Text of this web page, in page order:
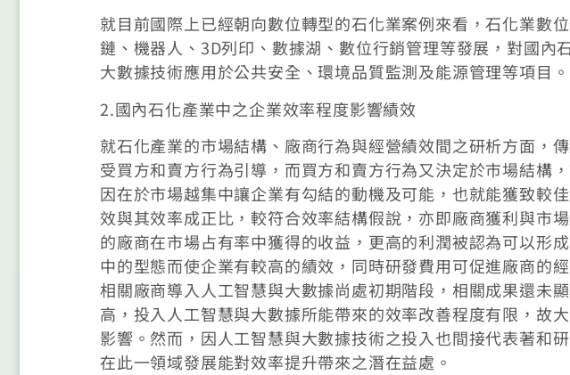
就目前國際上已經朝向數位轉型的石化業案例來看，石化業數
鏈、機器人、3D列印、數據湖、數位行銷管理等發展，對國內
大數據技術應用於公共安全、環境品質監測及能源管理等項目。
2.國內石化產業中之企業效率程度影響績效
就石化產業的市場結構、廠商行為與經營績效間之研析方面，
受買方和賣方行為引導，而買方和賣方行為又決定於市場結構
因在於市場越集中讓企業有勾結的動機及可能，也就能獲致較
效與其效率成正比，較符合效率結構假說，亦即廠商獲利與市
的廠商在市場占有率中獲得的收益，更高的利潤被認為可以形
中的型態而使企業有較高的績效，同時研發費用可促進廠商的
相關廠商導入人工智慧與大數據尚處初期階段，相關成果還未
高，投入人工智慧與大數據所能帶來的效率改善程度有限，故
影響。然而，因人工智慧與大數據技術之投入也間接代表著和
在此一領域發展能對效率提升帶來之潛在益處。